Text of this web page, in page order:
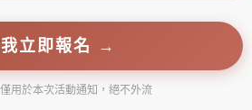
立即報名 →
用於本次活動通知，絕不外流